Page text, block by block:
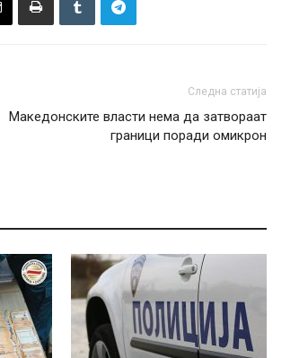
Следна статија
Македонските власти нема да затвораат
граници поради омикрон